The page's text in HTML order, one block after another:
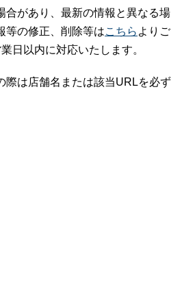
合があり、最新の情報と異なる場
等の修正、削除等はこちら よりご
日以内に対応いたします。
は店舗名または該当URLを必ず